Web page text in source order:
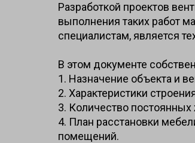
Разработкой проектов
выполнения таких работ
специалистам, является
В этом документе
1. Назначение объекта и
2. Характеристики
3. Количество
4. План расстановки
помещений.